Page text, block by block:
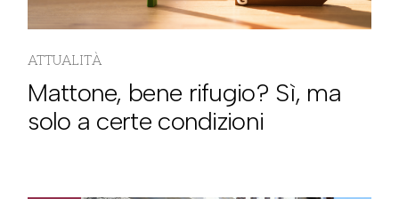
ATTUALITÀ
Mattone, bene rifugio? Sì, ma
solo a certe condizioni